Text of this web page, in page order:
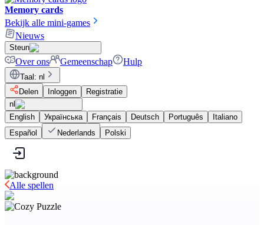
Memory cards
Bekijk alle mini-games
Nieuws
Steun
Over ons Gemeenschap Hulp
Taal : nl
Delen
Inloggen
Registratie
nl
English
Українська Français Deutsch Português
Italiano
Español
Nederlands Polski
Alle spellen